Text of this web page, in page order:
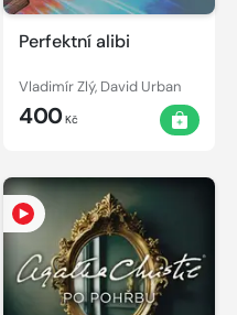
Perfektní alibi
Vladimír Zlý, David Urban
400Kč